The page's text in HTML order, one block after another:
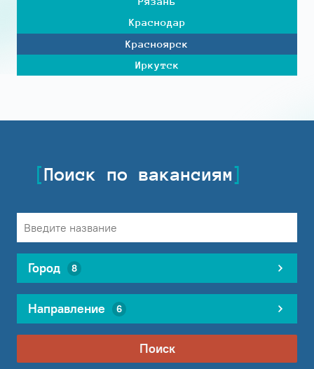
Краснодар
Красноярск
Иркутск
Поиск по вакансиям
Город 8
Направление 6
Поиск